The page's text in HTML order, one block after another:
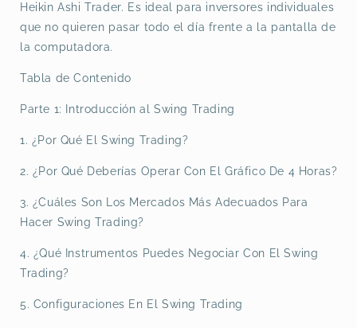
Heikin Ashi Trader. Es ideal para inversores individuales
que no quieren pasar todo el día frente a la pantalla de
la computadora.
Tabla de Contenido
Parte 1: Introducción al Swing Trading
1. ¿Por Qué El Swing Trading?
2. ¿Por Qué Deberías Operar Con El Gráfico De 4 Horas?
3. ¿Cuáles Son Los Mercados Más Adecuados Para
Hacer Swing Trading?
4. ¿Qué Instrumentos Puedes Negociar Con El Swing
Trading?
5. Configuraciones En El Swing Trading